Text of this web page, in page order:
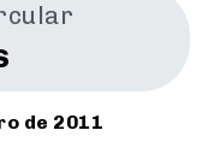
de 2011